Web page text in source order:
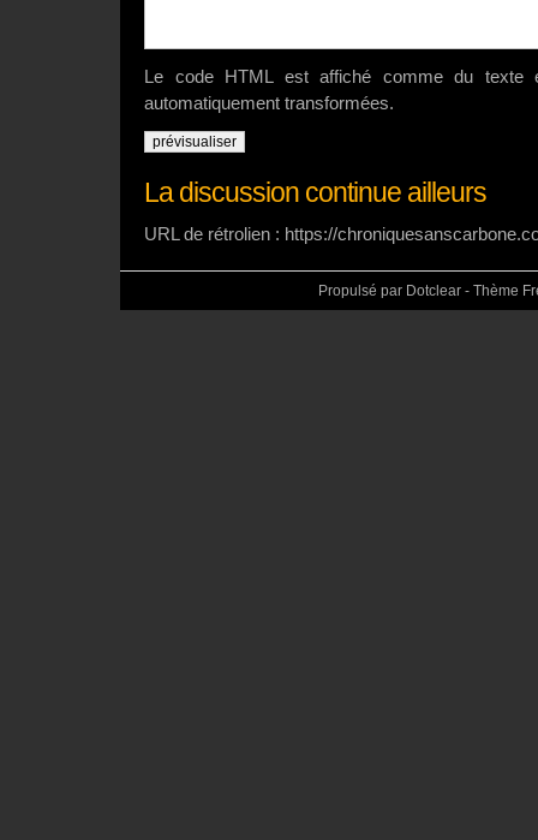
Le code HTML est affiché comme du texte
automatiquement transformées.
La discussion continue ailleurs
URL de rétrolien : https://
Propulsé par Dotclear - Thème